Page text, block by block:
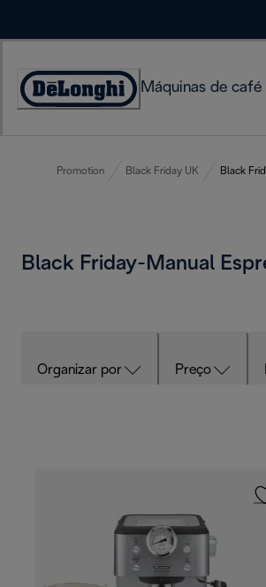
Accessibility
Máquinas de café
Promotion Black Friday UK Black
Black Friday-Manual
Organizar por Preço